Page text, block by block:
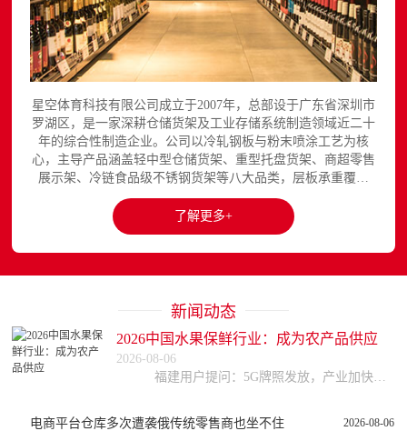
星空体育科技有限公司成立于2007年，总部设于广东省深圳市
罗湖区，是一家深耕仓储货架及工业存储系统制造领域近二十
年的综合性制造企业。公司以冷轧钢板与粉末喷涂工艺为核
心，主导产品涵盖轻中型仓储货架、重型托盘货架、商超零售
展示架、冷链食品级不锈钢货架等八大品类，层板承重覆盖
150至3000kg，产品出口欧美、东南亚、中东等区域市场，已
与国内外超过300家企业建立长期合作关系。星空平台官网提
供完整的产品展示与在线咨询服务...
了解更多+
新闻动态
2026中国水果保鲜行业：成为农产品供应
2026-08-06
2026-08-06
电商平台仓库多次遭袭俄传统零售商也坐不住